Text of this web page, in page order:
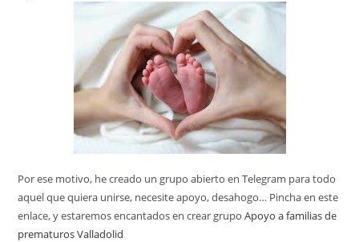
Por ese motivo, he creado un grupo abierto en Telegram para todo
aquel que quiera unirse, necesite apoyo, desahogo… Pincha en este
enlace, y estaremos encantados en crear grupoApoyo a familias de
prematuros Valladolid